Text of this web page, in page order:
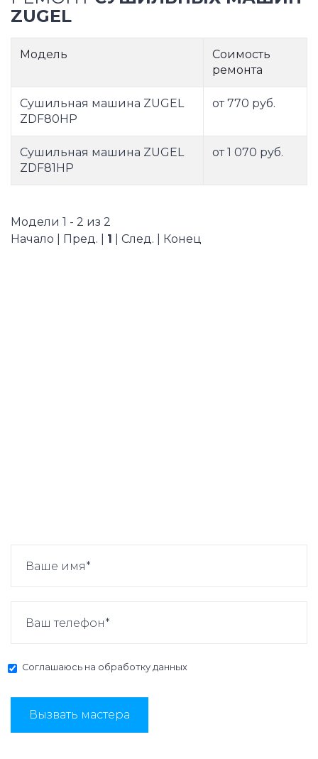
ZUGEL
Модель
Соимость
ремонта
Сушильная машина ZUGEL
ZDF80HP
от 770 руб.
Сушильная машина ZUGEL
ZDF81HP
от 1 070 руб.
Модели 1 - 2 из 2
Начало | Пред. | 1 | След. | Конец
Соглашаюсь на обработку данных
Вызвать мастера